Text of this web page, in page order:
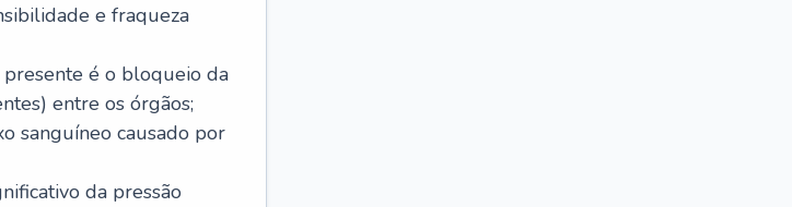
e fraqueza
presente é o bloqueio da
entre os órgãos;
sanguíneo causado por
da pressão